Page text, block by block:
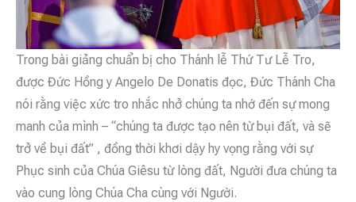
Trong bài giảng chuẩn bị cho Thánh lễ Thứ Tư Lễ Tro,
được Đức Hồng y Angelo De Donatis đọc, Đức Thánh Cha
nói rằng việc xức tro nhắc nhở chúng ta nhớ đến sự mong
manh của mình – “chúng ta được tạo nên từ bụi đất, và sẽ
trở về bụi đất” , đồng thời khơi dậy hy vọng rằng với sự
Phục sinh của Chúa Giêsu từ lòng đất, Người đưa chúng ta
vào cung lòng Chúa Cha cùng với Người.